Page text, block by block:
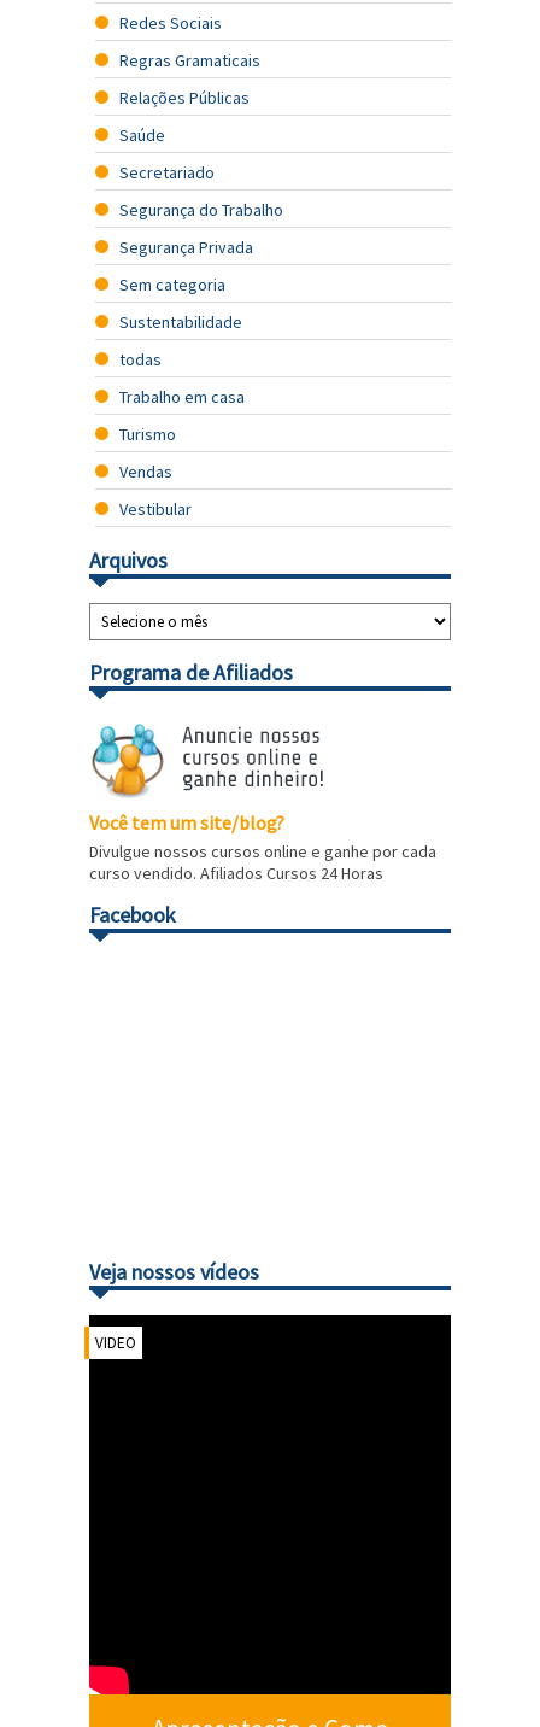
Redes Sociais
Regras Gramaticais
Relações Públicas
Saúde
Secretariado
Segurança do Trabalho
Segurança Privada
Sem categoria
Sustentabilidade
todas
Trabalho em casa
Turismo
Vendas
Vestibular
Arquivos
Programa de Afiliados
Você tem um site/blog?
Divulgue nossos cursos online e ganhe por cada
curso vendido. Afiliados Cursos 24 Horas
Facebook
Veja nossos vídeos
VIDEO